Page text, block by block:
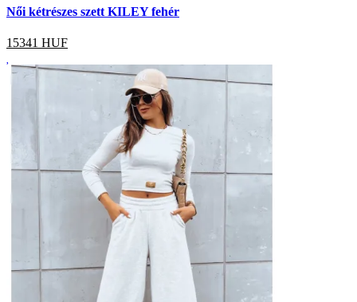
Női kétrészes szett KILEY fehér
15341 HUF